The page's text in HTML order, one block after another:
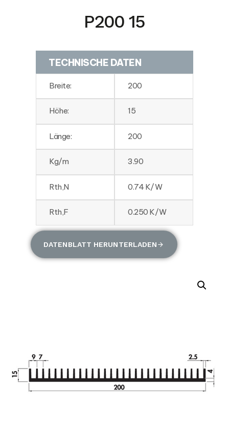
P200 15
TECHNISCHE DATEN
Breite: 200
Höhe: 15
Länge: 200
Kg/m 3.90
Rth,N 0.74 K/W
Rth,F 0.250 K/W
DATENBLATT HERUNTERLADEN